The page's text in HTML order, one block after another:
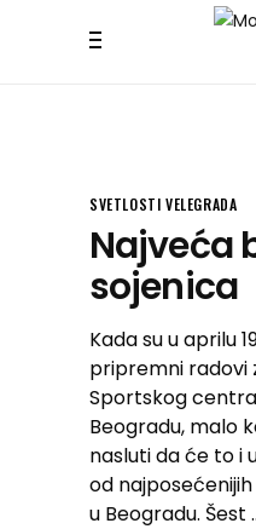
SVETLOSTI VELEGRADA
Najveća
sojenica
Kada su u aprilu
pripremni radovi
Sportskog centra
Beogradu, malo
nasluti da će to i
od
u Beogradu. Šest